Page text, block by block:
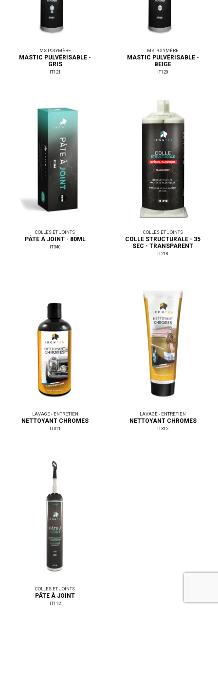
MS POLYMÈRE
MASTIC PULVÉRISABLE -
GRIS
IT121
MS POLYMÈRE
MASTIC PULVÉRISABLE -
BEIGE
IT120
COLLES ET JOINTS
PÂTE À JOINT - 80ML
IT340
COLLES ET JOINTS
COLLE STRUCTURALE - 35
SEC - TRANSPARENT
IT218
LAVAGE - ENTRETIEN
NETTOYANT CHROMES
IT311
LAVAGE - ENTRETIEN
NETTOYANT CHROMES
IT312
COLLES ET JOINTS
PÂTE À JOINT
IT112